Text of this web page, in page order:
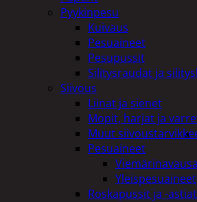
Pyykinpesu
Kuivaus
Pesuaineet
Pesupussit
Silitysraudat ja
Siivous
Liinat ja sienet
Mopit, harjat ja
Muut
Pesuaineet
Yleispesuaineet
Roskapussit ja -astiat